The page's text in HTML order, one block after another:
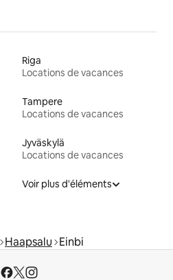
Riga
Locations de vacances
Tampere
Locations de vacances
Jyväskylä
Locations de vacances
Voir plus d'éléments
Haapsalu Einbi